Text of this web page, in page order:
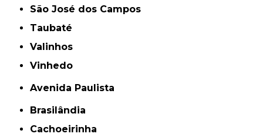
São José dos Campos
Taubaté
Valinhos
Vinhedo
Avenida Paulista
Brasilândia
Cachoeirinha